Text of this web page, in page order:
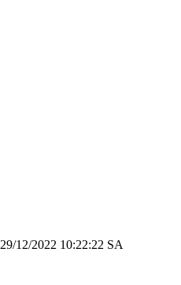
29/12/2022 10:22:22 SA